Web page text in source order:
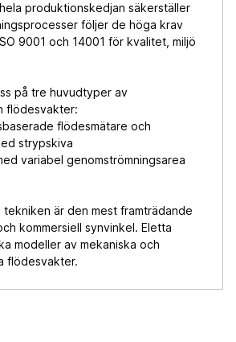
produktionskedjan säkerställer
följer de höga krav
9001 och 14001 för kvalitet, miljö
på tre huvudtyper av
flödesvakter:
flödesmätare och
strypskiva
variabel genomströmningsarea
tekniken är den mest framträdande
kommersiell synvinkel. Eletta
modeller av mekaniska och
flödesvakter.